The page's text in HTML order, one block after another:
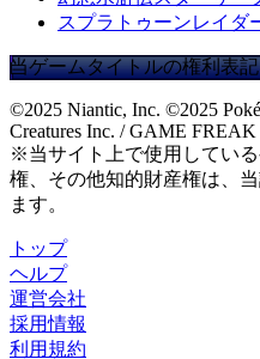
スプラトゥーンレイダ
当ゲームタイトルの権利表記
©2025 Niantic, Inc. ©2025
Creatures Inc. / GAME FREAK
※当サイト上で使用してい
権、その他知的財産権は、
ます。
トップ
ヘルプ
運営会社
採用情報
利用規約